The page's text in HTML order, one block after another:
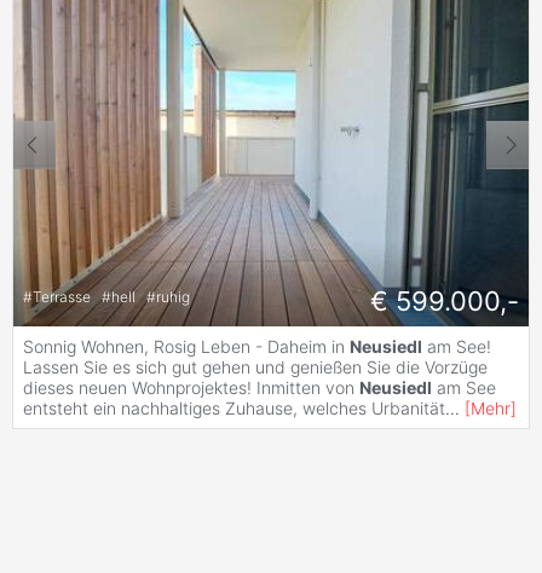
#Terrasse #hell #ruhig € 599.000,-
Sonnig Wohnen, Rosig Leben - Daheim in Neusiedl am See!
Lassen Sie es sich gut gehen und genießen Sie die Vorzüge
dieses neuen Wohnprojektes! Inmitten von Neusiedl am See
entsteht ein nachhaltiges Zuhause, welches Urbanität... [Mehr]